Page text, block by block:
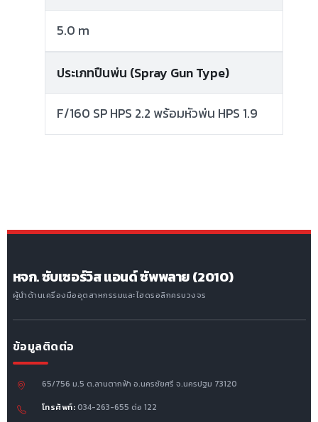
5.0 m
ประเภทปืนพ่น (Spray Gun Type)
F/160 SP HPS 2.2 พร้อมหัวพ่น HPS 1.9
หจก. ซับเซอร์วิส แอนด์ ซัพพลาย (2010)
ผู้นำด้านเครื่องมืออุตสาหกรรมและไฮดรอลิกครบวงจร
ข้อมูลติดต่อ
65/756 ม.5 ต.ลานตากฟ้า อ.นครชัยศรี จ.นครปฐม 73120
โทรศัพท์: 034-263-655 ต่อ 122